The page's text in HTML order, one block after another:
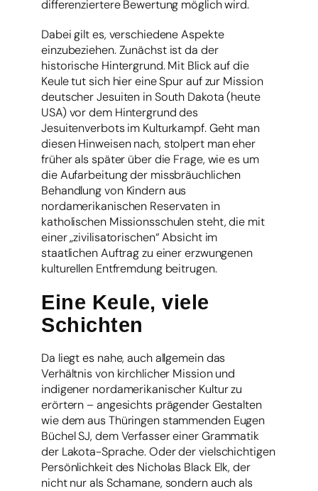
differenziertere Bewertung möglich wird.
Dabei gilt es, verschiedene Aspekte
einzubeziehen. Zunächst ist da der
historische Hintergrund. Mit Blick auf die
Keule tut sich hier eine Spur auf zur Mission
deutscher Jesuiten in South Dakota (heute
USA) vor dem Hintergrund des
Jesuitenverbots im Kulturkampf. Geht man
diesen Hinweisen nach, stolpert man eher
früher als später über die Frage, wie es um
die Aufarbeitung der missbräuchlichen
Behandlung von Kindern aus
nordamerikanischen Reservaten in
katholischen Missionsschulen steht, die mit
einer „zivilisatorischen“ Absicht im
staatlichen Auftrag zu einer erzwungenen
kulturellen Entfremdung beitrugen.
Eine Keule, viele
Schichten
Da liegt es nahe, auch allgemein das
Verhältnis von kirchlicher Mission und
indigener nordamerikanischer Kultur zu
erörtern – angesichts prägender Gestalten
wie dem aus Thüringen stammenden Eugen
Büchel SJ, dem Verfasser einer Grammatik
der Lakota-Sprache. Oder der vielschichtigen
Persönlichkeit des Nicholas Black Elk, der
nicht nur als Schamane, sondern auch als